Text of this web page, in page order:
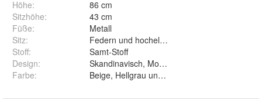
Kurzbeschreibung
Die Nordloft-Kollektion vereint modernes Design mit
außergewöhnlichem Komfort. Jedes Möbelstück ist mit
hochwertigem Samtstoff bezogen, der eine weiche und luxuriöse